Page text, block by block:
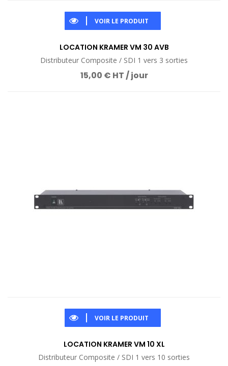
VOIR LE PRODUIT
LOCATION KRAMER VM 30 AVB
Distributeur Composite / SDI 1 vers 3 sorties
15,00 € HT / jour
VOIR LE PRODUIT
LOCATION KRAMER VM 10 XL
Distributeur Composite / SDI 1 vers 10 sorties